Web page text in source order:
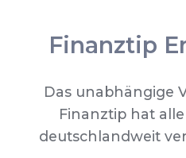
Finanztip
Das unabhängige
Finanztip hat
deutschlandweit